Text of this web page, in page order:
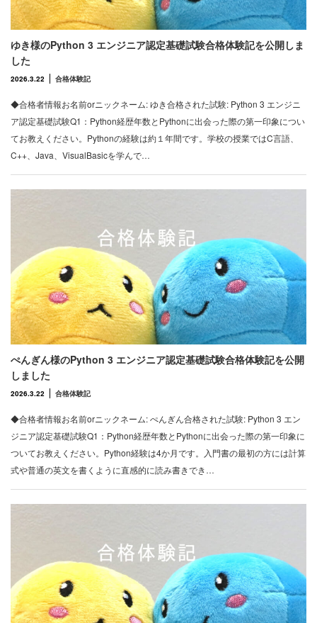
ゆき様のPython 3 エンジニア認定基礎試験合格体験記を公開しま
した
2026.3.22 合格体験記
◆合格者情報お名前orニックネーム: ゆき合格された試験: Python 3 エンジニ
ア認定基礎試験Q1：Python経歴年数とPythonに出会った際の第一印象につい
てお教えください。Pythonの経験は約１年間です。学校の授業ではC言語、
C++、Java、VisualBasicを学んで…
ぺんぎん様のPython 3 エンジニア認定基礎試験合格体験記を公開
しました
2026.3.22 合格体験記
◆合格者情報お名前orニックネーム: ぺんぎん合格された試験: Python 3 エン
ジニア認定基礎試験Q1：Python経歴年数とPythonに出会った際の第一印象に
ついてお教えください。Python経験は4か月です。入門書の最初の方には計算
式や普通の英文を書くように直感的に読み書きでき…